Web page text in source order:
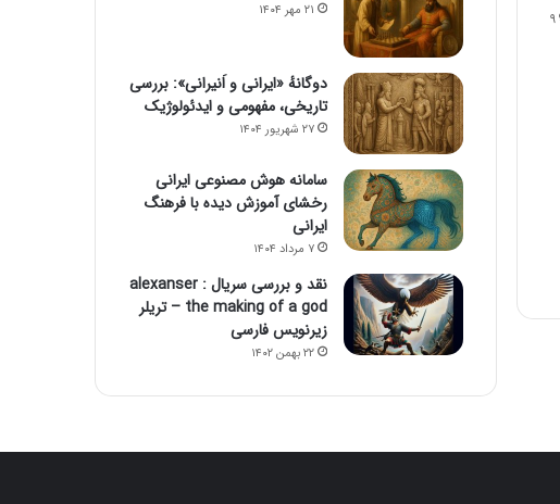
۹ ۲۱ مهر ۱۴۰۴
دوگانهٔ «ایرانی و اَنیرانی»: بررسی
تاریخی، مفهومی و ایدئولوژیک
۲۷ شهریور ۱۴۰۴
سامانه هوش مصنوعی ایرانی
رخشای آموزش دیده با فرهنگ
ایرانی
۷ مرداد ۱۴۰۴
نقد و بررسی سریال alexanser :
the making of a god – تریلر
زیرنویس فارسی
۲۲ بهمن ۱۴۰۲